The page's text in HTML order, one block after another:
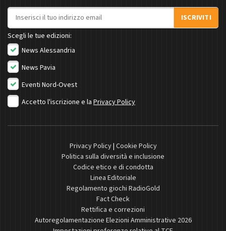
Indirizzo email
ISCRIVITI
Scegli le tue edizioni:
News Alessandria
News Pavia
Eventi Nord-Ovest
Accetto l'iscrizione e la Privacy Policy
Privacy Policy| Cookie Policy
Politica sulla diversità e inclusione
Codice etico e di condotta
Linea Editoriale
Regolamento giochi RadioGold
Fact Check
Rettifica e correzioni
Autoregolamentazione Elezioni Amministrative 2026